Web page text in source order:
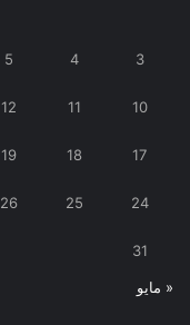
3
4
5
10
11
12
17
18
19
24
25
26
31
« مايو